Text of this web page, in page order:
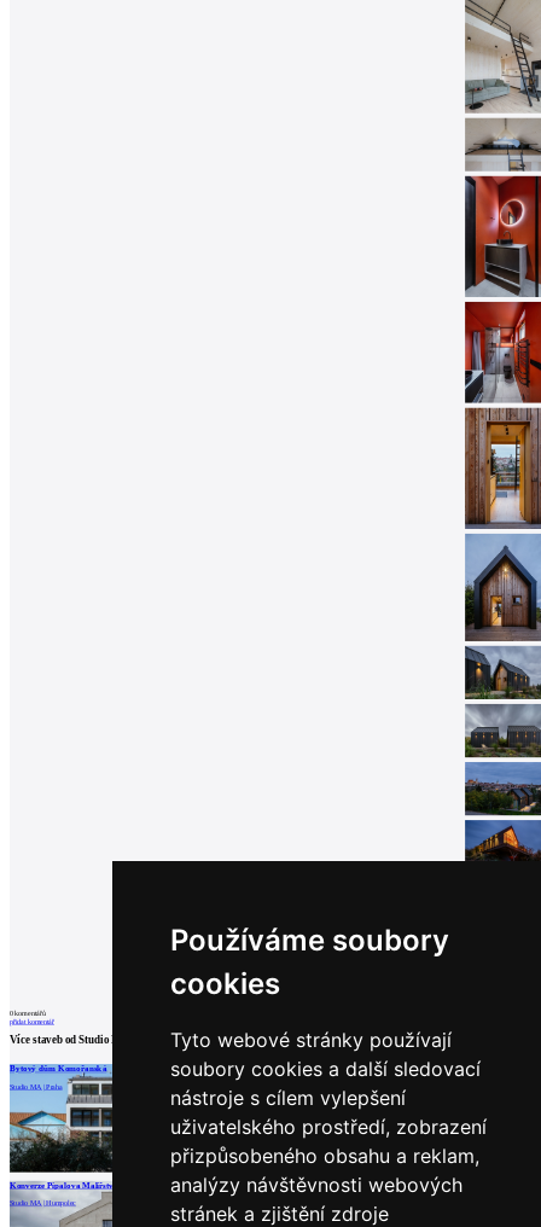
Používáme soubory
cookies
Tyto webové stránky používají
soubory cookies a další sledovací
nástroje s cílem vylepšení
uživatelského prostředí, zobrazení
přizpůsobeného obsahu a reklam,
analýzy návštěvnosti webových
stránek a zjištění zdroje
0komentářů
přidat komentář
Více staveb odStudio MA
Bytový dům Komořanská
Studio MA | Praha
Vinotéka Zlati Grič Dům u řeky
Konverze Pípalova Malířství
Studio MA | Humpolec
načíst další
Partneři